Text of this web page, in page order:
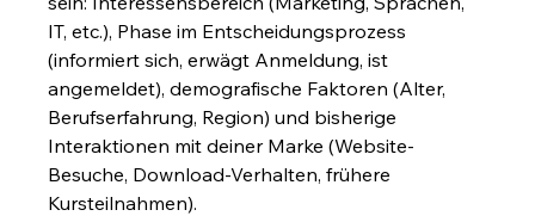
IT, etc.), Phase im Entscheidungsprozess
(informiert sich, erwägt Anmeldung, ist
angemeldet), demografische Faktoren (Alter,
Berufserfahrung, Region) und bisherige
Interaktionen mit deiner Marke (Website-
Besuche, Download-Verhalten, frühere
Kursteilnahmen).